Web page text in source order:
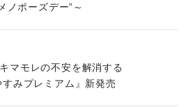
ノポーズデー”～
マモレの不安を解消する
すみプレミアム』新発売